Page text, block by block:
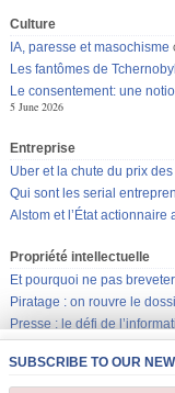
SUBSCRIBE TO OUR
JOIN US
Culture
IA, paresse et masochisme
Les fantômes de Tchernobyl
Le consentement: une
5 June 2026
Entreprise
Uber et la chute du prix
Qui sont les serial
Alstom et l’État actionnaire
Propriété intellectuelle
Et pourquoi ne pas
Piratage : on rouvre le
Presse : le défi de